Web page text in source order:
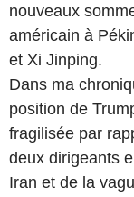
nouveaux
américain à
et Xi Jinping.
Dans ma
position de
fragilisée par
deux dirigeants
Iran et de la